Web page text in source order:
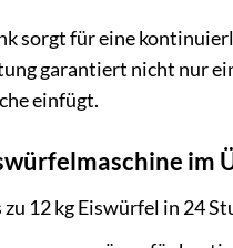
sorgt für eine
garantiert nicht nur
einfügt.
im
zu 12 kg Eiswürfel in 24